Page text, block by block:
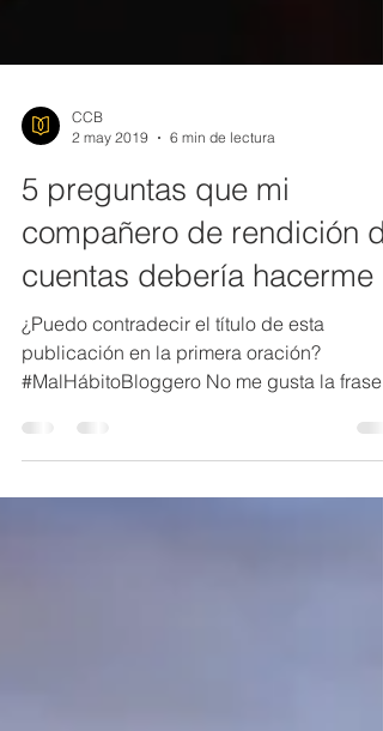
CCB
2 may 2019
6 min de lectura
5 preguntas que mi
compañero de rendición de
cuentas debería hacerme
¿Puedo contradecir el título de esta